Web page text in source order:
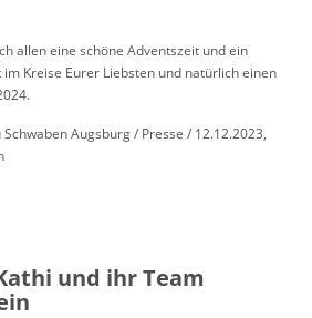
allen eine schöne Adventszeit und ein
Kreise Eurer Liebsten und natürlich einen
Augsburg / Presse / 12.12.2023,
und ihr Team